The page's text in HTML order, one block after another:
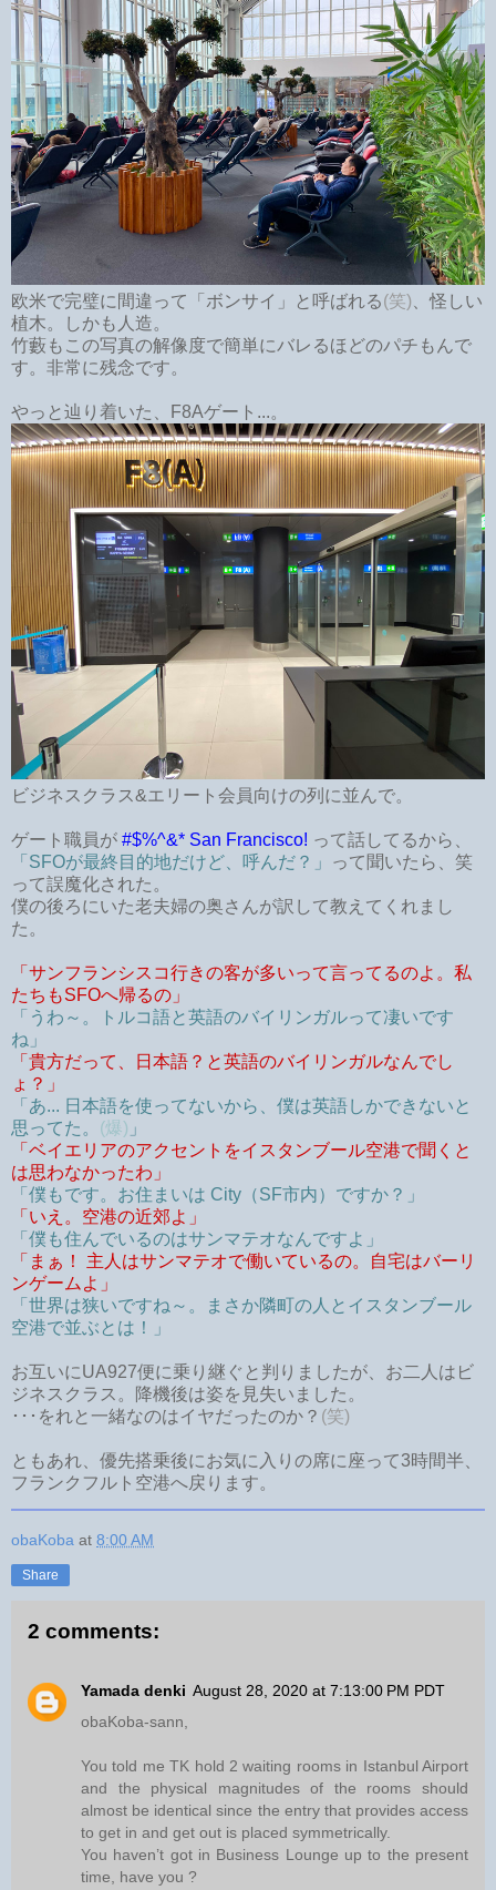
欧米で完璧に間違って「ボンサイ」と呼ばれる(笑) 、怪しい
植木。しかも人造。
竹藪もこの写真の解像度で簡単にバレるほどのパチもんで
す。非常に残念です。
やっと辿り着いた、F8Aゲート...。
ビジネスクラス&エリート会員向けの列に並んで。
ゲート職員が #$%^&* San Francisco! って話してるから、
「SFOが最終目的地だけど、呼んだ？」
って聞いたら、笑
って誤魔化された。
僕の後ろにいた老夫婦の奥さんが訳して教えてくれまし
た。
「サンフランシスコ行きの客が多いって言ってるのよ。私
たちもSFOへ帰るの」
「うわ～。トルコ語と英語のバイリンガルって凄いです
ね」
「貴方だって、日本語？と英語のバイリンガルなんでし
ょ？」
「あ... 日本語を使ってないから、僕は英語しかできないと
思ってた。 (爆) 」
「ベイエリアのアクセントをイスタンブール空港で聞くと
は思わなかったわ」
「僕もです。お住まいは City（SF市内）ですか？」
「いえ。空港の近郊よ」
「僕も住んでいるのはサンマテオなんですよ」
「まぁ！ 主人はサンマテオで働いているの。自宅はバーリ
ンゲームよ」
「世界は狭いですね～。まさか隣町の人とイスタンブール
空港で並ぶとは！」
お互いにUA927便に乗り継ぐと判りましたが、お二人はビ
ジネスクラス。降機後は姿を見失いました。
･･･をれと一緒なのはイヤだったのか？ (笑)
ともあれ、優先搭乗後にお気に入りの席に座って3時間半、
フランクフルト空港へ戻ります。
obaKoba at 8:00 AM
Share
2 comments:
Yamada denki August 28, 2020 at 7:13:00 PM PDT
obaKoba-sann,
You told me TK hold 2 waiting rooms in Istanbul Airport
and the physical magnitudes of the rooms should
almost be identical since the entry that provides access
to get in and get out is placed symmetrically.
You haven’t got in Business Lounge up to the present
time, have you ?